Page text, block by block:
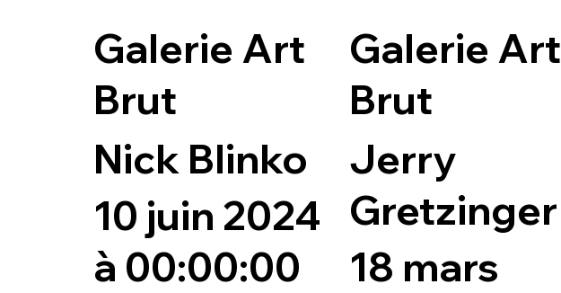
Galerie Art
Brut
Nick Blinko
10 juin 2024
à 00:00:00
Galerie Art
Brut
Jerry
Gretzinger
18 mars